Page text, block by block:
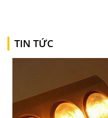
TIN TỨC